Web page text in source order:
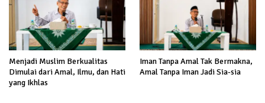
Menjadi Muslim Berkualitas
Dimulai dari Amal, Ilmu, dan Hati
yang Ikhlas
Iman Tanpa Amal Tak Bermakna,
Amal Tanpa Iman Jadi Sia-sia